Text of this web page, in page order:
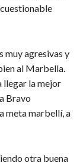
muy agresivas y
al Marbella.
llegar la mejor
Bravo
meta marbellí, a
otra buena